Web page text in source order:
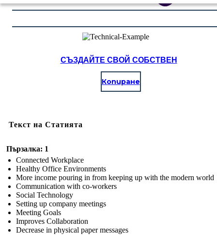
СЪЗДАЙТЕ СВОЙ СОБСТВЕН
Копиране
Текст на Статията
Пързалка: 1
Connected Workplace
Healthy Office Environments
More income pouring in from keeping up with the modern world
Communication with co-workers
Social Technology
Setting up company meetings
Meeting Goals
Improves Collaboration
Decrease in physical paper messages